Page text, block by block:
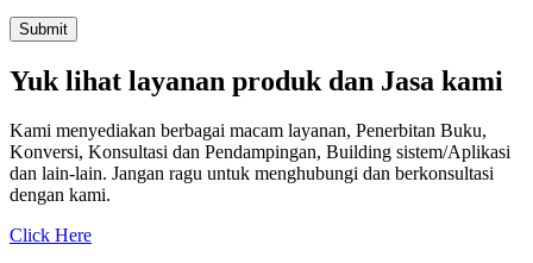
Yuk lihat layanan produk dan Jasa kami
Kami menyediakan berbagai macam layanan, Penerbitan Buku,
Konversi, Konsultasi dan Pendampingan, Building sistem/Aplikasi
dan lain-lain. Jangan ragu untuk menghubungi dan berkonsultasi
dengan kami.
Click Here